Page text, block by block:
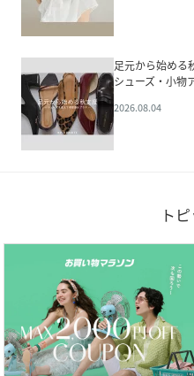
足元から始め
シューズ・小物
2026.08.04
ト